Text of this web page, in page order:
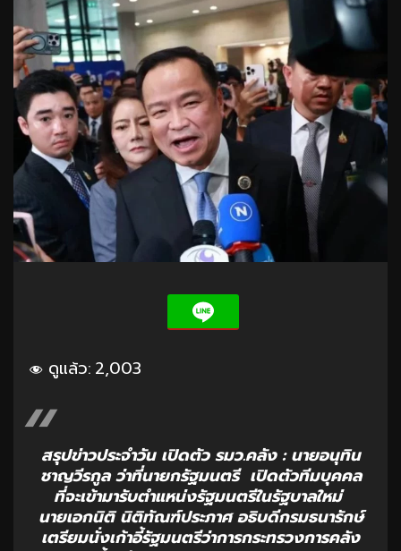
ดูแล้ว: 2,003
สรุปข่าวประจำวัน เปิดตัว รมว.คลัง : นายอนุทิน
ชาญวีรกูล ว่าที่นายกรัฐมนตรี เปิดตัวทีมบุคคล
ที่จะเข้ามารับตำแหน่งรัฐมนตรีในรัฐบาลใหม่
นายเอกนิติ นิติทัณฑ์ประภาศ อธิบดีกรมธนารักษ์
เตรียมนั่งเก้าอี้รัฐมนตรีว่าการกระทรวงการคลัง